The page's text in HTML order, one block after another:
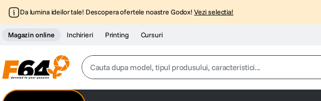
Da lumina ideilor tale! Descopera ofertele noastre Godox! Vezi selectia!
Magazin online Inchirieri Printing Cursuri
Cauta dupa model, tipul produsului, caracteristici...